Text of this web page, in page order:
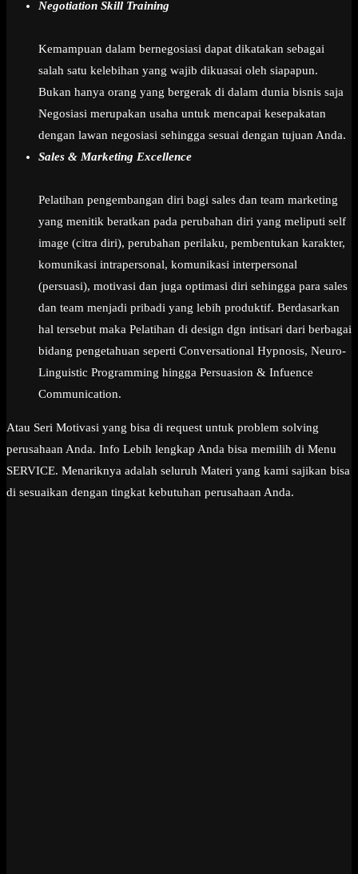
Negotiation Skill Training
Kemampuan dalam bernegosiasi dapat dikatakan sebagai
salah satu kelebihan yang wajib dikuasai oleh siapapun.
Bukan hanya orang yang bergerak di dalam dunia bisnis saja
Negosiasi merupakan usaha untuk mencapai kesepakatan
dengan lawan negosiasi sehingga sesuai dengan tujuan Anda.
Sales & Marketing Excellence
Pelatihan pengembangan diri bagi sales dan team marketing
yang menitik beratkan pada perubahan diri yang meliputi self
image (citra diri), perubahan perilaku, pembentukan karakter,
komunikasi intrapersonal, komunikasi interpersonal
(persuasi), motivasi dan juga optimasi diri sehingga para sales
dan team menjadi pribadi yang lebih produktif. Berdasarkan
hal tersebut maka Pelatihan di design dgn intisari dari berbagai
bidang pengetahuan seperti Conversational Hypnosis, Neuro-
Linguistic Programming hingga Persuasion & Infuence
Communication.
Atau Seri Motivasi yang bisa di request untuk problem solving
perusahaan Anda. Info Lebih lengkap Anda bisa memilih di Menu
SERVICE. Menariknya adalah seluruh Materi yang kami sajikan bisa
di sesuaikan dengan tingkat kebutuhan perusahaan Anda.